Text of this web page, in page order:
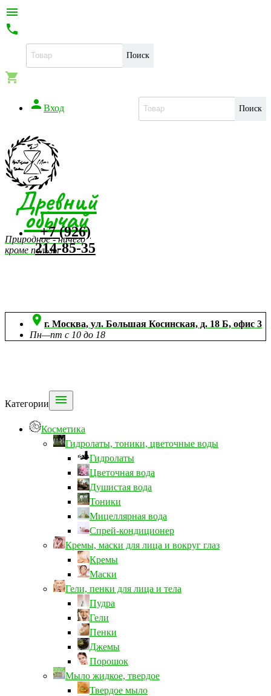


Поиск

Поиск
 Вход
Древний
обычай
Природное - ничего
кроме пользы
+7 (926)
214-85-35
 г. Москва, ул. Большая Косинская, д. 18 Б, офис 3
Пн—пт с 10 до 18
Категории 
Косметика
Гидролаты, тоники, цветочные воды
Гидролаты
Цветочная вода
Душистая вода
Тоники
Мицеллярная вода
Спрей-кондиционер
Кремы, маски для лица и вокруг глаз
Кремы
Маски
Гели, пенки для лица и тела
Пудра
Гели
Пенки
Джемы
Порошок
Мыло жидкое, твердое
Твердое мыло